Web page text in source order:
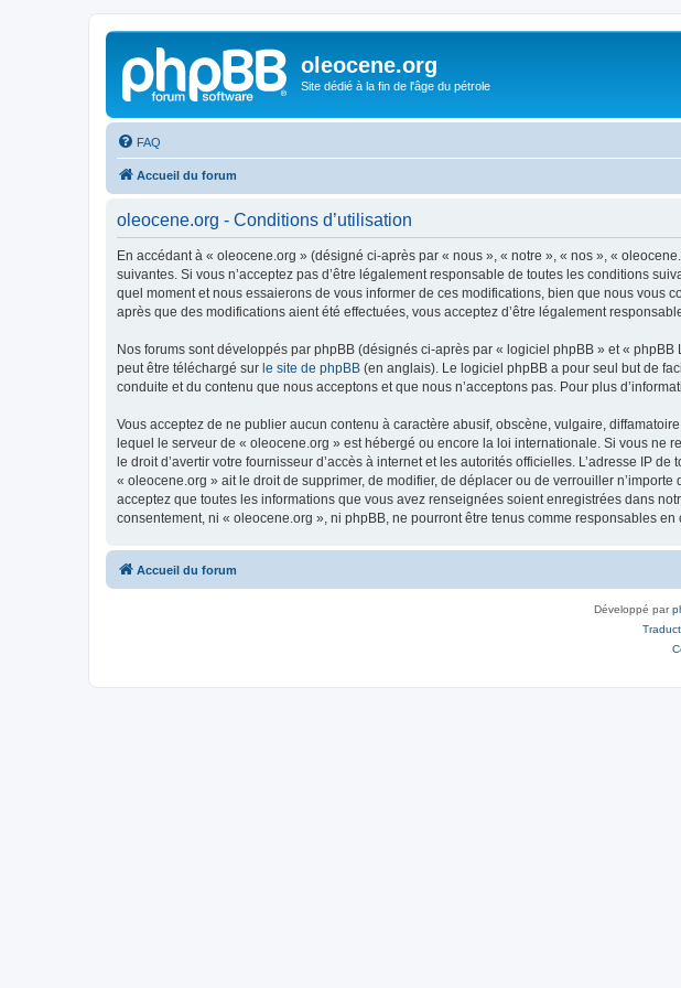
oleocene.org
Site dédié à la fin de l'âge du pétrole
FAQ
Accueil du forum
oleocene.org - Conditions d’utilisation
En accédant à « oleocene.org » (désigné ci-après par « nous », « notre », « nos », «
suivantes. Si vous n’acceptez pas d’être légalement responsable de toutes les conditions
quel moment et nous essaierons de vous informer de ces modifications, bien que nous vous
après que des modifications aient été effectuées, vous acceptez d’être légalement
Nos forums sont développés par phpBB (désignés ci-après par « logiciel phpBB » et «
peut être téléchargé sur le site de phpBB (en anglais). Le logiciel phpBB a pour seul but de
conduite et du contenu que nous acceptons et que nous n’acceptons pas. Pour plus
Vous acceptez de ne publier aucun contenu à caractère abusif, obscène, vulgaire,
lequel le serveur de « oleocene.org » est hébergé ou encore la loi internationale. Si vous ne
le droit d’avertir votre fournisseur d’accès à internet et les autorités officielles. L’adresse IP
« oleocene.org » ait le droit de supprimer, de modifier, de déplacer ou de verrouiller
acceptez que toutes les informations que vous avez renseignées soient enregistrées dans
consentement, ni « oleocene.org », ni phpBB, ne pourront être tenus comme responsables
Accueil du forum
Développé par